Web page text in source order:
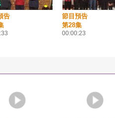
告
節目預告
第28集
00:00:23